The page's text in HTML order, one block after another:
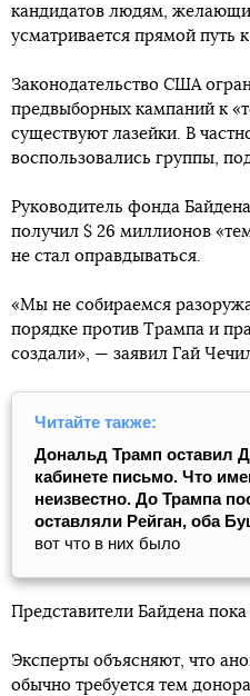
кандидатов людям,
усматривается прямой путь
Законодательство США
предвыборных кампаний к
существуют лазейки. В
воспользовались группы,
Руководитель фонда
получил $ 26 миллионов
не стал оправдываться.
«Мы не собираемся
порядке против Трампа и
создали», — заявил Гай
Читайте также:
Дональд Трамп оставил
кабинете письмо. Что
неизвестно. До Трампа
оставляли Рейган, оба
вот что в них было
Представители Байдена
Эксперты объясняют, что
обычно требуется тем